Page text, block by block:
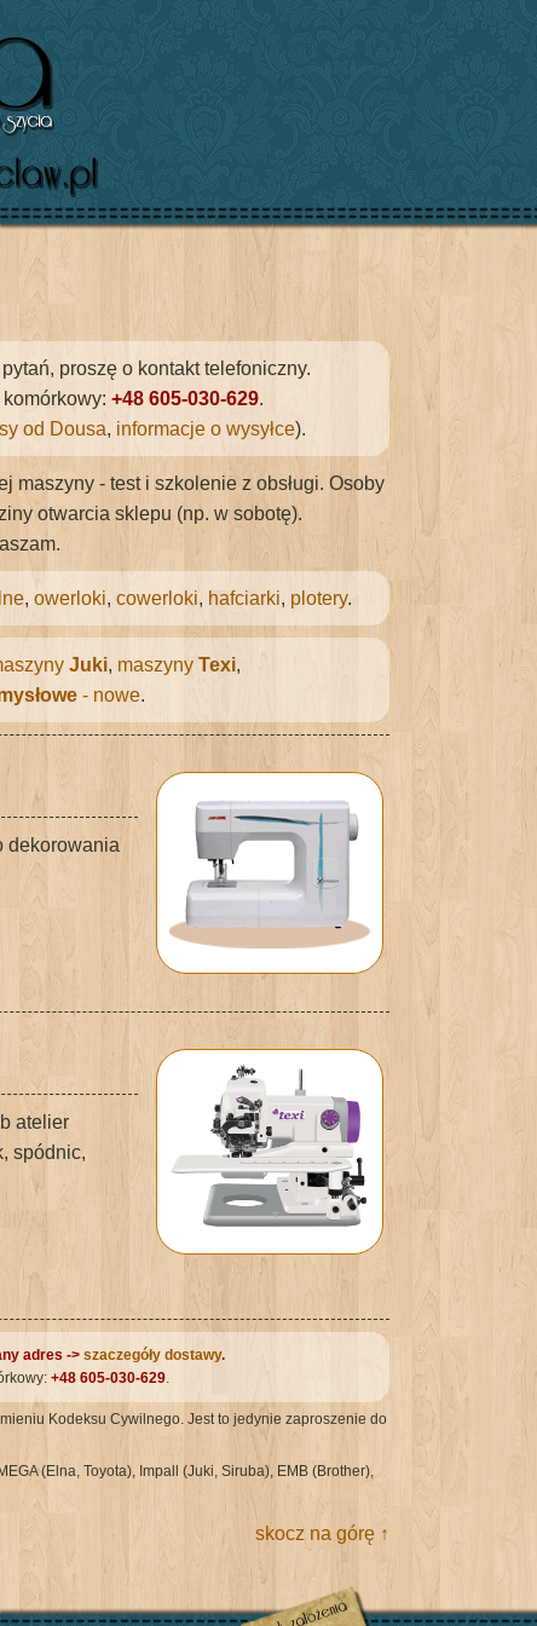
proszę o kontakt telefoniczny.
+48 605-030-629.
od Dousa, informacje o wysyłce).
maszyny - test i szkolenie z obsługi. Osoby
otwarcia sklepu (np. w sobotę).
, owerloki, cowerloki, hafciarki, plotery.
Juki, maszyny Texi,
- nowe.
dekorowania
atelier
spódnic,
adres -> szaczegóły dostawy.
+48 605-030-629.
Kodeksu Cywilnego. Jest to jedynie zaproszenie do
(Elna, Toyota), Impall (Juki, Siruba), EMB (Brother),
skocz na górę ↑